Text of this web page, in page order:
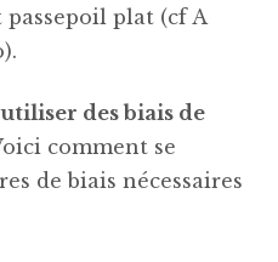
passepoil plat (cf A
des biais de
comment se
de biais nécessaires